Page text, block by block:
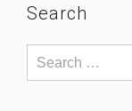
Search